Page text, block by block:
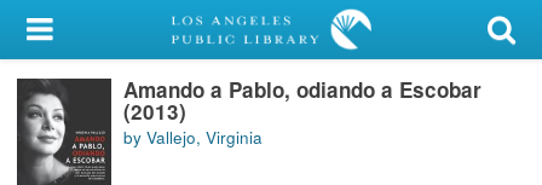
My Account
Library Card
Sign In
Amando a Pablo, odiando a Escobar
(2013)
by Vallejo, Virginia